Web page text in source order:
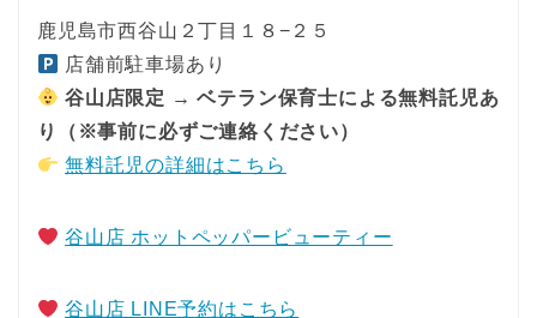
鹿児島市西谷山２丁目１８−２５
店舗前駐車場あり
谷山店限定 → ベテラン保育士による無料託児あ
り（※事前に必ずご連絡ください）
無料託児の詳細はこちら
谷山店 ホットペッパービューティー
谷山店 LINE予約はこちら